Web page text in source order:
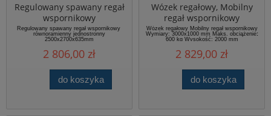
Regulowany spawany regał
wspornikowy
równoramienny
jednostronny
2500x2700x635mm
Regulowany spawany regał wspornikowy
równoramienny jednostronny
2500x2700x635mm
2 806,00 zł
do koszyka
Wózek regałowy, Mobilny
regał wspornikowy
3000x1000
Wózek regałowy Mobilny regał wspornikowy
Wymiary: 3000x1000 mm Maks. obciążenie:
600 kg Wysokość: 2000 mm
2 829,00 zł
do koszyka